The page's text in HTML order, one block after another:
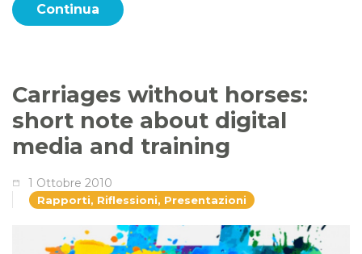
Continua
Carriages without horses:
short note about digital
media and training
1 Ottobre 2010
Rapporti, Riflessioni, Presentazioni